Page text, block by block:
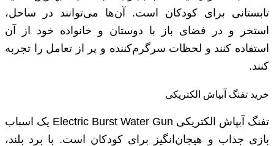
تابستانی برای کودکان است. آن‌ها می‌توانند در ساحل،
استخر و در فضای باز با دوستان و خانواده خود از آن
استفاده کنند و لحظات سرگرم‌کننده و پر از تعامل را تجربه
کنند.
خرید تفنگ آبپاش الکتریکی
تفنگ آبپاش الکتریکی Electric Burst Water Gun یک اسباب
بازی جذاب و هیجان‌انگیز برای کودکان است. با برد بلند،